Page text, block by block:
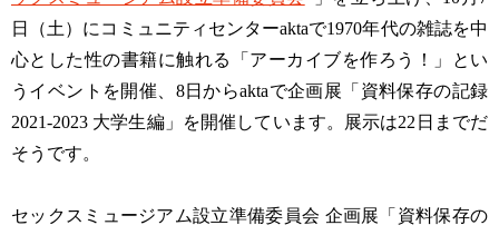
日（土）にコミュニティセンターaktaで1970年代の雑誌を中
心とした性の書籍に触れる「アーカイブを作ろう！」とい
うイベントを開催、8日からaktaで企画展「資料保存の記録
2021-2023 大学生編」を開催しています。展示は22日までだ
そうです。
セックスミュージアム設立準備委員会 企画展「資料保存の